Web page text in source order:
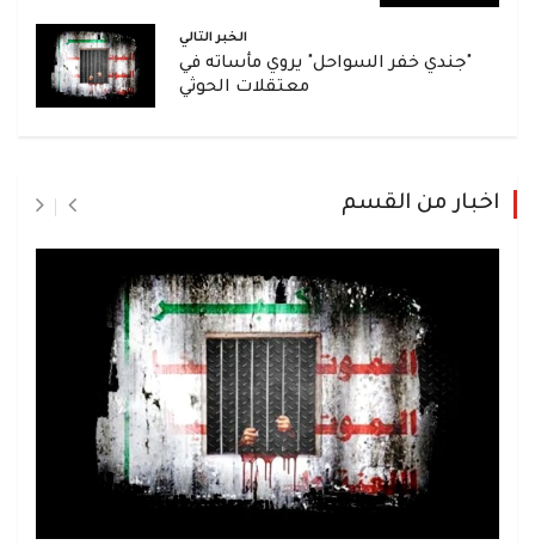
الخبر التالي
"جندي خفر السواحل" يروي مأساته في
معتقلات الحوثي
اخبار من القسم